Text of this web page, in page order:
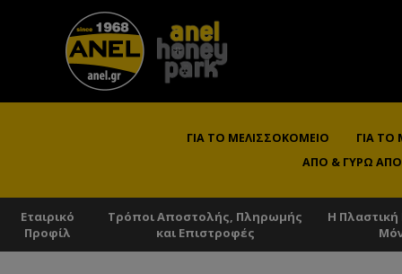
ΓΙΑ ΤΟ ΜΕΛΙΣΣΟΚΟΜΕΊΟ ΓΙΑ ΤΟ
ΑΠΌ & ΓΎΡΩ
Εταιρικό
Προφίλ
Τρόποι Αποστολής, Πληρωμής
και Επιστροφές
Η Πλαστική